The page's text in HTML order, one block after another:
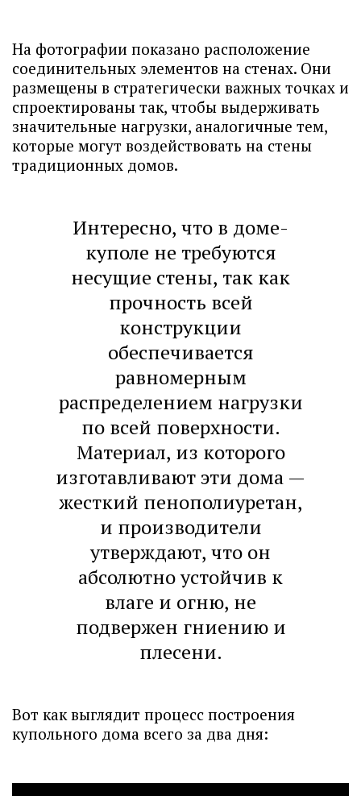
На фотографии показано расположение
соединительных элементов на стенах. Они
размещены в стратегически важных точках и
спроектированы так, чтобы выдерживать
значительные нагрузки, аналогичные тем,
которые могут воздействовать на стены
традиционных домов.
Интересно, что в доме-
куполе не требуются
несущие стены, так как
прочность всей
конструкции
обеспечивается
равномерным
распределением нагрузки
по всей поверхности.
Материал, из которого
изготавливают эти дома —
жесткий пенополиуретан,
и производители
утверждают, что он
абсолютно устойчив к
влаге и огню, не
подвержен гниению и
плесени.
Вот как выглядит процесс построения
купольного дома всего за два дня: